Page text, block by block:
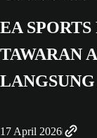
EA
TAWARAN
17 April 2026